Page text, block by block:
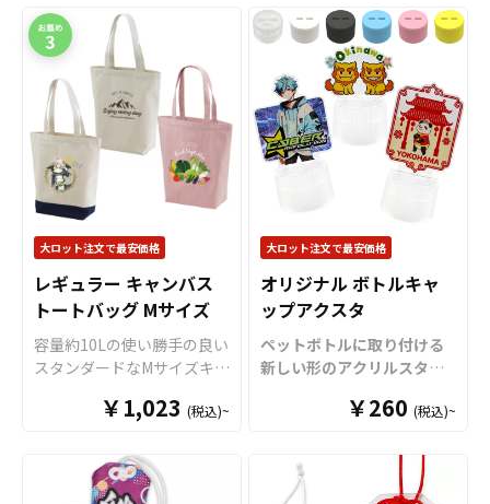
リアアクリル素材を採用し
た「オリジナル アクリル絵
馬」は、通常の木製絵馬に
はないツヤと高級感に加
え、立体的で透明感のある
美しい仕上がりが魅力で
す。 ケイオー自慢の高精
細・ハイクオリティな印刷
技術で、細かなデザインや
グラデーション、写真など
もきれいに表現できます。
「片面印刷」「両面印刷」
「箔押し」「ハイブリッド
印刷」に対応可能で、奥行
き感のある美しい仕上がり
のアクリル絵馬を制作でき
ます。 サイズは用途やター
ゲットに合わせて選べる
S/M/Lの3サイズをご用意。
えておりますので、お客様
にはデザインを入稿してい
リジナルのデザインにて製
作いたします。 アクリルキ
ーホルダーは水に強く耐久
性も抜群で、美しい状態を
長く保つことができます。
近年ではアクリルキーホル
ダーはガチャガチャ用の景
品としても多くのご依頼を
キーの販売に必要な資材も
数多く取り揃えております
ので、お客様にはデザイン
をご入稿いただくだけでオ
リジナル商品として販売し
ていただくことができま
す。 アクリルの大きさで価
格もリーズナブルに製作が
出来ますので、ノベルティ
としても配布するのにも最
での対応も可能ですのでご
不明点がありましたらお気
大ロット注文で最安価格
レギュラー キャンバス
トートバッグ Mサイズ
容量約10Lの使い勝手の良い
スタンダードなMサイズキャ
100％のしっかりとした生地
ろんマザーズバッグや通勤
バッグ、コミケ・同人グッ
￥1,023 (税込)~
大ロット注文で最安価格
オリジナル ボトルキャ
ップアクスタ
ペットボトルに取り付ける
新しい形のアクリルスタン
タ」をお客様のオリジナル
「
ボトルキャップアク
」は、ペットボトルの
￥260 (税込)~